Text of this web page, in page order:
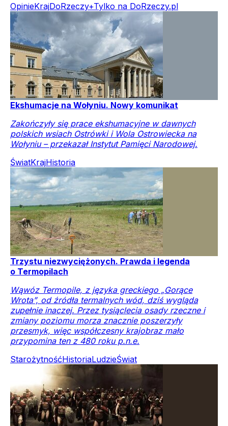
OpinieKrajDoRzeczy+Tylko na DoRzeczy.pl
Ekshumacje na Wołyniu. Nowy komunikat
Zakończyły się prace ekshumacyjne w dawnych
polskich wsiach Ostrówki i Wola Ostrowiecka na
Wołyniu – przekazał Instytut Pamięci Narodowej.
ŚwiatKrajHistoria
Trzystu niezwyciężonych. Prawda i legenda
o Termopilach
Wąwóz Termopile, z języka greckiego „Gorące
Wrota”, od źródła termalnych wód, dziś wygląda
zupełnie inaczej. Przez tysiąclecia osady rzeczne i
zmiany poziomu morza znacznie poszerzyły
przesmyk, więc współczesny krajobraz mało
przypomina ten z 480 roku p.n.e.
StarożytnośćHistoriaLudzieŚwiat